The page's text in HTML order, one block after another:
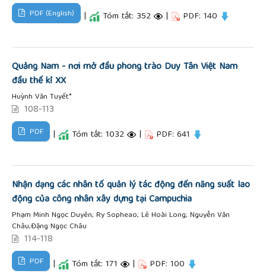
PDF (English) | Tóm tắt: 352 | PDF: 140
Quảng Nam - nơi mở đầu phong trào Duy Tân Việt Nam
đầu thế kỉ XX
Huỳnh Văn Tuyết*
108-113
PDF | Tóm tắt: 1032 | PDF: 641
Nhận dạng các nhân tố quản lý tác động đến năng suất lao
động của công nhân xây dựng tại Campuchia
Phạm Minh Ngọc Duyên; Ry Sopheao; Lê Hoài Long; Nguyễn Văn
Châu;Đặng Ngọc Châu
114-118
PDF | Tóm tắt: 171 | PDF: 100